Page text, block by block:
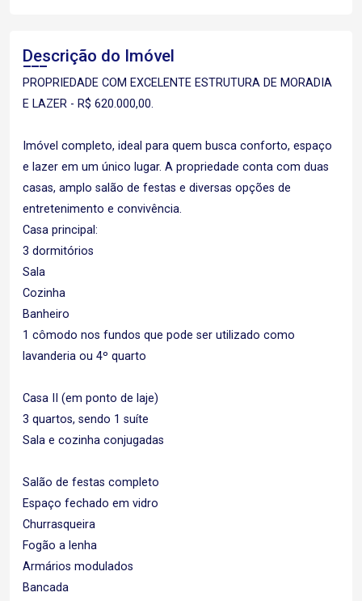
Descrição do Imóvel
PROPRIEDADE COM EXCELENTE ESTRUTURA DE MORADIA
E LAZER - R$ 620.000,00.
Imóvel completo, ideal para quem busca conforto, espaço
e lazer em um único lugar. A propriedade conta com duas
casas, amplo salão de festas e diversas opções de
entretenimento e convivência.
Casa principal:
3 dormitórios
Sala
Cozinha
Banheiro
1 cômodo nos fundos que pode ser utilizado como
lavanderia ou 4º quarto
Casa II (em ponto de laje)
3 quartos, sendo 1 suíte
Sala e cozinha conjugadas
Salão de festas completo
Espaço fechado em vidro
Churrasqueira
Fogão a lenha
Armários modulados
Bancada